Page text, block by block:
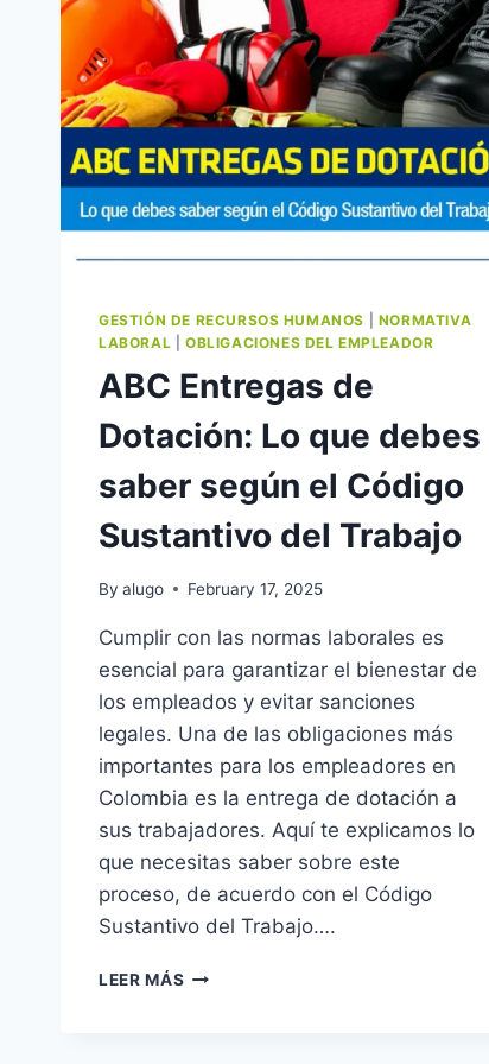
GESTIÓN DE RECURSOS HUMANOS
NORMATIVA
LABORAL
OBLIGACIONES DEL EMPLEADOR
ABC Entregas de
Dotación: Lo que debes
saber según el Código
Sustantivo del Trabajo
By alugo February 17, 2025
Cumplir con las normas laborales es
esencial para garantizar el bienestar de
los empleados y evitar sanciones
legales. Una de las obligaciones más
importantes para los empleadores en
Colombia es la entrega de dotación a
sus trabajadores. Aquí te explicamos lo
que necesitas saber sobre este
proceso, de acuerdo con el Código
Sustantivo del Trabajo….
LEER MÁS ABC